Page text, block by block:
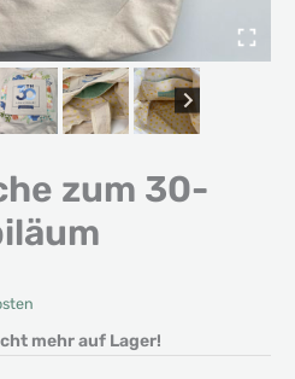
zum 30-
mehr auf Lager!